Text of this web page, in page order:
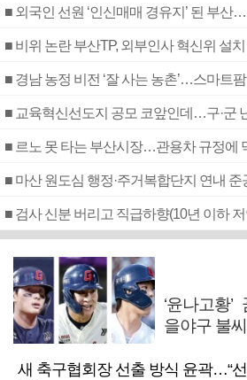
■ 외국인 선원 ‘인신매매 경유지’ 된 부산
■ 비위 논란 부산TP, 외부인사 혁신위 설치
■ 경남 농정 비전 ‘잘 사는 농촌’…스마트
■ 교육혁신선도지 공모 코앞인데…구·군
■ 르노 못 타는 부산시장…관용차 규정에
■ 마산 원도심 행정·주거복합단지 연내 준
‘윤나고황
을야구 불
새 축구협회장 선출 방식 윤곽…“